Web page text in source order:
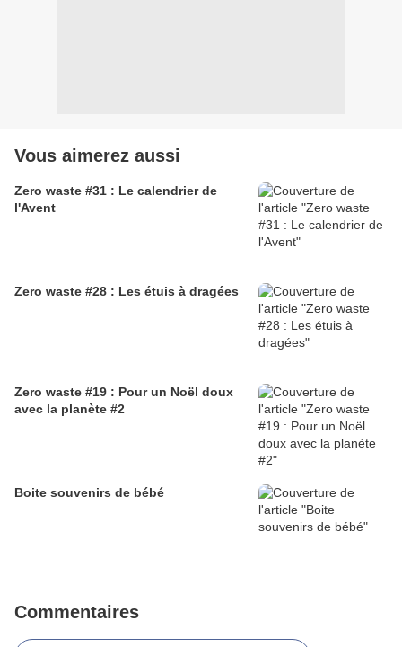
Vous aimerez aussi
Zero waste #31 : Le calendrier de
l'Avent
Zero waste #28 : Les étuis à dragées
Zero waste #19 : Pour un Noël doux
avec la planète #2
Boite souvenirs de bébé
Commentaires